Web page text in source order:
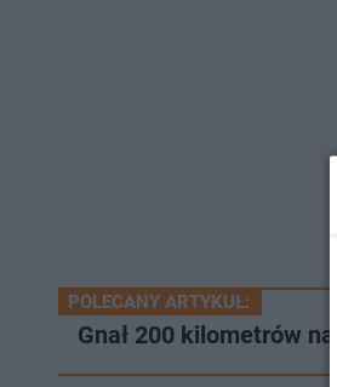
POLECANY ARTYKUŁ:
Gnał 200 kilometrów